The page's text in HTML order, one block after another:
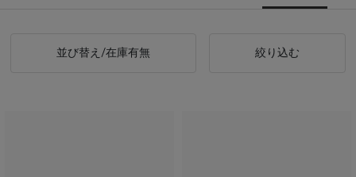
並び替え/在庫有無 絞り込む